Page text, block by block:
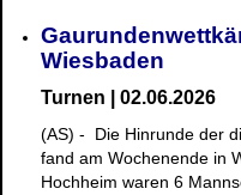
Wiesbaden
Turnen | 02.06.2026
(AS) - Die Hinrunde der
fand am Wochenende in
Hochheim waren 6